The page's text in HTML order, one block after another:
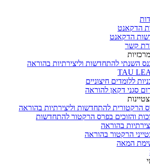
הדקאנט
הדקאנט
קשר
השנתי להתחדשות וליצירתיות בהוראה
TAU
ללומדים חיצוניים
סגני דקאן להוראה
הרקטורית להתחדשות וליצירתיות בהוראה
והזוכים בפרס הרקטור להתחדשות
בהוראה
הרקטור בהוראה
המאה